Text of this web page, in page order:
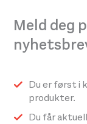
Meld deg
Du er først i
produkter.
Du får